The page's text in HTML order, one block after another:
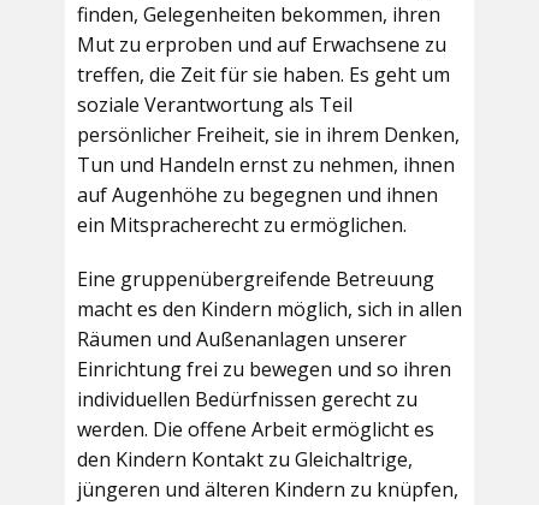
finden, Gelegenheiten bekommen, ihren
Mut zu erproben und auf Erwachsene zu
treffen, die Zeit für sie haben. Es geht um
soziale Verantwortung als Teil
persönlicher Freiheit, sie in ihrem Denken,
Tun und Handeln ernst zu nehmen, ihnen
auf Augenhöhe zu begegnen und ihnen
ein Mitspracherecht zu ermöglichen.
Eine gruppenübergreifende Betreuung
macht es den Kindern möglich, sich in allen
Räumen und Außenanlagen unserer
Einrichtung frei zu bewegen und so ihren
individuellen Bedürfnissen gerecht zu
werden. Die offene Arbeit ermöglicht es
den Kindern Kontakt zu Gleichaltrige,
jüngeren und älteren Kindern zu knüpfen,